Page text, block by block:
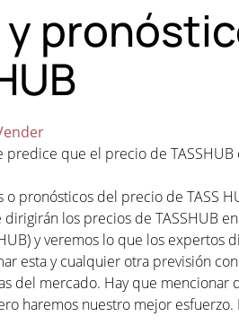
predice que el precio de
o pronósticos del precio de TASS
los precios de TASSHUB
y veremos lo que los
esta y cualquier otra previsión
del mercado. Hay que
haremos nuestro mejor esfuerzo.